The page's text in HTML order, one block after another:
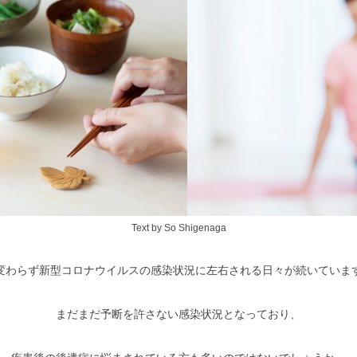
Text by So Shigenaga
わらず新型コロナウイルスの感染状況に左右される日々が続いていま
まだまだ予断を許さない感染状況となっており、